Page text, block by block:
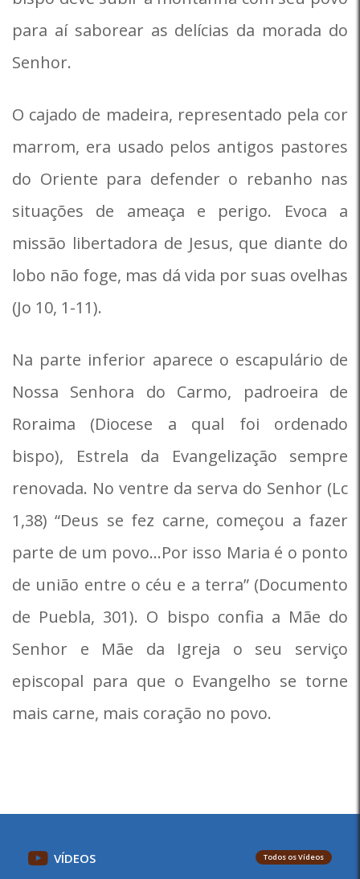
para aí saborear as delícias da morada do
Senhor.
O cajado de madeira, representado pela cor
marrom, era usado pelos antigos pastores
do Oriente para defender o rebanho nas
situações de ameaça e perigo. Evoca a
missão libertadora de Jesus, que diante do
lobo não foge, mas dá vida por suas ovelhas
(Jo 10, 1-11).
Na parte inferior aparece o escapulário de
Nossa Senhora do Carmo, padroeira de
Roraima (Diocese a qual foi ordenado
bispo), Estrela da Evangelização sempre
renovada. No ventre da serva do Senhor (Lc
1,38) “Deus se fez carne, começou a fazer
parte de um povo…Por isso Maria é o ponto
de união entre o céu e a terra” (Documento
de Puebla, 301). O bispo confia a Mãe do
Senhor e Mãe da Igreja o seu serviço
episcopal para que o Evangelho se torne
mais carne, mais coração no povo.
VÍDEOS Todos os Vídeos